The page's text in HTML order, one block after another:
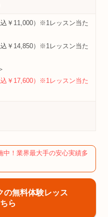
￥11,000）※1レッスン当た
￥14,850）※1レッスン当た
￥17,600）※1レッスン当た
中！業界最大手の安心実績多
の無料体験レッス
ら